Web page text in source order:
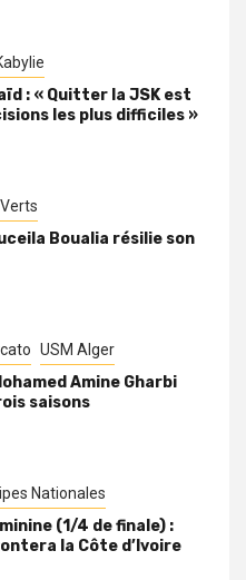
: « Quitter la JSK est
les plus difficiles »
Boualia résilie son
USM Alger
Amine Gharbi
saisons
Nationales
(1/4 de finale) :
la Côte d’Ivoire